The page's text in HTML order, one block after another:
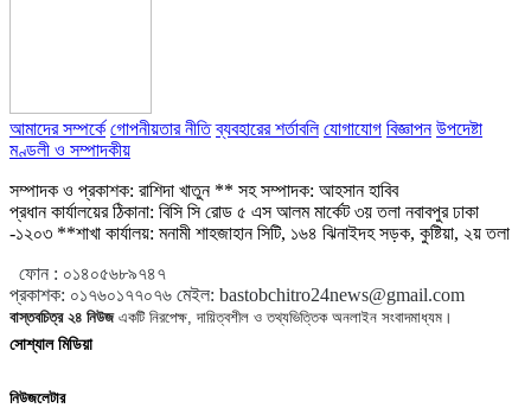
আমাদের সম্পর্কে গোপনীয়তার নীতি ব্যবহারের শর্তাবলি যোগাযোগ বিজ্ঞাপন উপদেষ্টা
মণ্ডলী ও সম্পাদকীয়
সম্পাদক ও প্রকাশক: রাশিদা খাতুন ** সহ সম্পাদক: আহসান হাবিব
প্রধান কার্যালয়ের ঠিকানা: বিসি সি রোড ৫ এস আলম মার্কেট ৩য় তলা নবাবপুর ঢাকা
-১২০৩ **শাখা কার্যালয়: মনামী শাহজাহান সিটি, ১৬৪ ঝিনাইদহ সড়ক, কুষ্টিয়া, ২য় তলা
ফোন : ০১৪০৫৬৮৯৭৪৭
প্রকাশক: ০১৭৬০১৭৭০৭৬ মেইল: bastobchitro24news@gmail.com
বাস্তবচিত্র ২৪ নিউজএকটি নিরপেক্ষ, দায়িত্বশীল ও তথ্যভিত্তিক অনলাইন সংবাদমাধ্যম।
সোশ্যাল মিডিয়া
নিউজলেটার